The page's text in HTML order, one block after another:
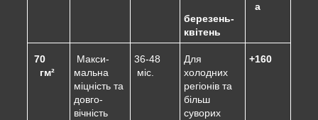
березень-
квітень
а
70
гм²
Макси-
мальна
міцність та
довго-
вічність
36-48
міс.
Для
холодних
регіонів та
більш
суворих
+160